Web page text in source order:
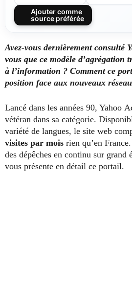
Ajouter comme
source préférée
Avez-vous dernièrement consulté
vous que ce modèle d’agrégation
à l’information ? Comment ce
position face aux nouveaux
Lancé dans les années 90, Yahoo
vétéran dans sa catégorie.
variété de langues, le site web
visites par mois rien qu’en
des dépêches en continu sur grand
vous présente en détail ce portail.